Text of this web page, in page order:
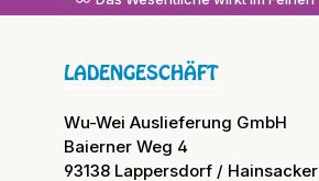
LADENGESCHÄFT
Wu-Wei Auslieferung GmbH
Baierner Weg 4
93138 Lappersdorf / Hainsacker